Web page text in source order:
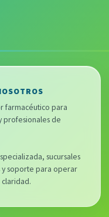
farmacéutico para
profesionales de
sucursales
y soporte para operar